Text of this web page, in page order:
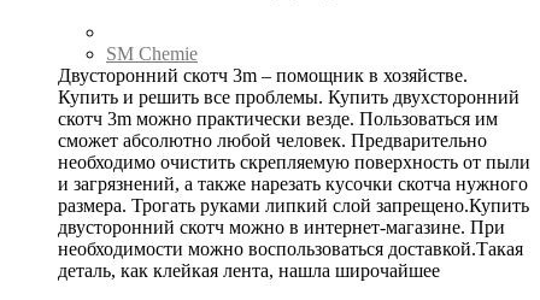
SM Chemie
Двусторонний скотч 3m – помощник в хозяйстве.
Купить и решить все проблемы. Купить двухсторонний
скотч 3m можно практически везде. Пользоваться им
сможет абсолютно любой человек. Предварительно
необходимо очистить скрепляемую поверхность от пыли
и загрязнений, а также нарезать кусочки скотча нужного
размера. Трогать руками липкий слой запрещено.Купить
двусторонний скотч можно в интернет-магазине. При
необходимости можно воспользоваться доставкой.Такая
деталь, как клейкая лента, нашла широчайшее